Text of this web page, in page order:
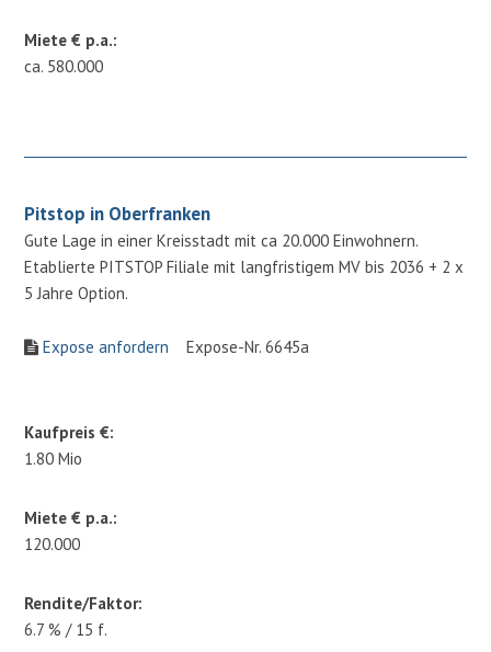
Miete € p.a.:
ca. 580.000
Pitstop in Oberfranken
Gute Lage in einer Kreisstadt mit ca 20.000 Einwohnern.
Etablierte PITSTOP Filiale mit langfristigem MV bis 2036 + 2 x
5 Jahre Option.
Expose anfordern Expose-Nr. 6645a
Kaufpreis €:
1.80 Mio
Miete € p.a.:
120.000
Rendite/Faktor:
6.7 % / 15 f.